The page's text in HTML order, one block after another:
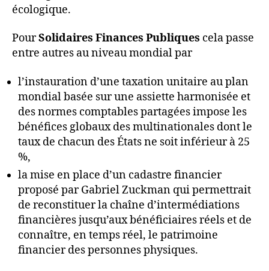
écologique.
PourSolidaires Finances Publiques cela passe
entre autres au niveau mondial par
l’instauration d’une taxation unitaire au plan
mondial basée sur une assiette harmonisée et
des normes comptables partagées impose les
bénéfices globaux des multinationales dont le
taux de chacun des États ne soit inférieur à 25
%,
la mise en place d’un cadastre financier
proposé par Gabriel Zuckman qui permettrait
de reconstituer la chaîne d’intermédiations
financières jusqu’aux bénéficiaires réels et de
connaître, en temps réel, le patrimoine
financier des personnes physiques.